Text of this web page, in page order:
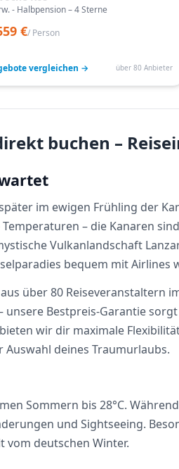
- Halbpension – 4 Sterne
€/ Person
vergleichen → über 80 Anbieter
buchen –
im ewigen Frühling der
– die Kanaren
Vulkanlandschaft
bequem mit Airlines
über 80 Reiseveranstaltern
Bestpreis-Garantie
wir dir maximale
deines Traumurlaubs.
Sommern bis 28°C.
und Sightseeing.
vom deutschen Winter.